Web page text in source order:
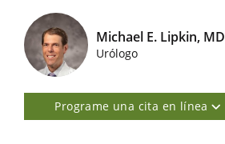
Imágenes de médicos destacados
Michael E. Lipkin, MD
Urólogo
Programe una cita en línea